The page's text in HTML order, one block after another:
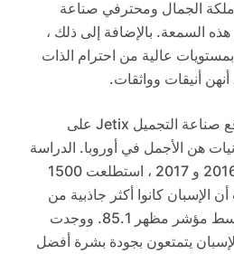
الجمال ومحترفي صناعة
السمعة. بالإضافة إلى ذلك ،
بمستويات عالية من احترام الذات
أنيقات وواثقات.
وجدت دراسة أجراها موقع صناعة التجميل Jetix على
هن الأجمل في أوروبا. الدراسة
، التي أجريت بين عامي 2016 و 2017 ، استطلعت 1500
أن الإسبان كانوا أكثر جاذبية من
الأوروبيين الآخرين ، بمتوسط مؤشر مظهر 85.1. ووجدت
يتمتعون بجودة بشرة أفضل